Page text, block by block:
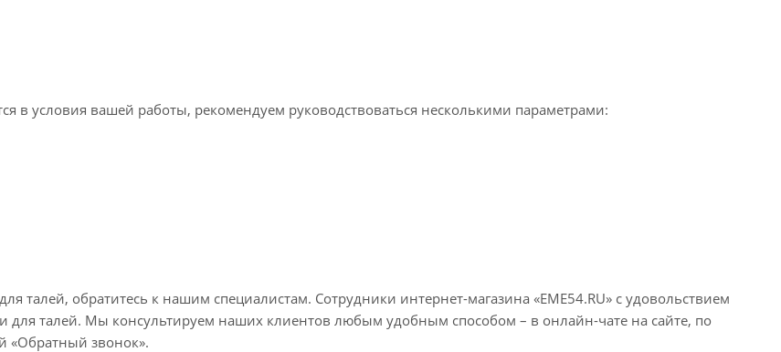
в условия вашей работы, рекомендуем руководствоваться несколькими параметрами:
талей, обратитесь к нашим специалистам. Сотрудники интернет-магазина «EME54.RU» с удовольствием
для талей. Мы консультируем наших клиентов любым удобным способом – в онлайн-чате на сайте, по
«Обратный звонок».